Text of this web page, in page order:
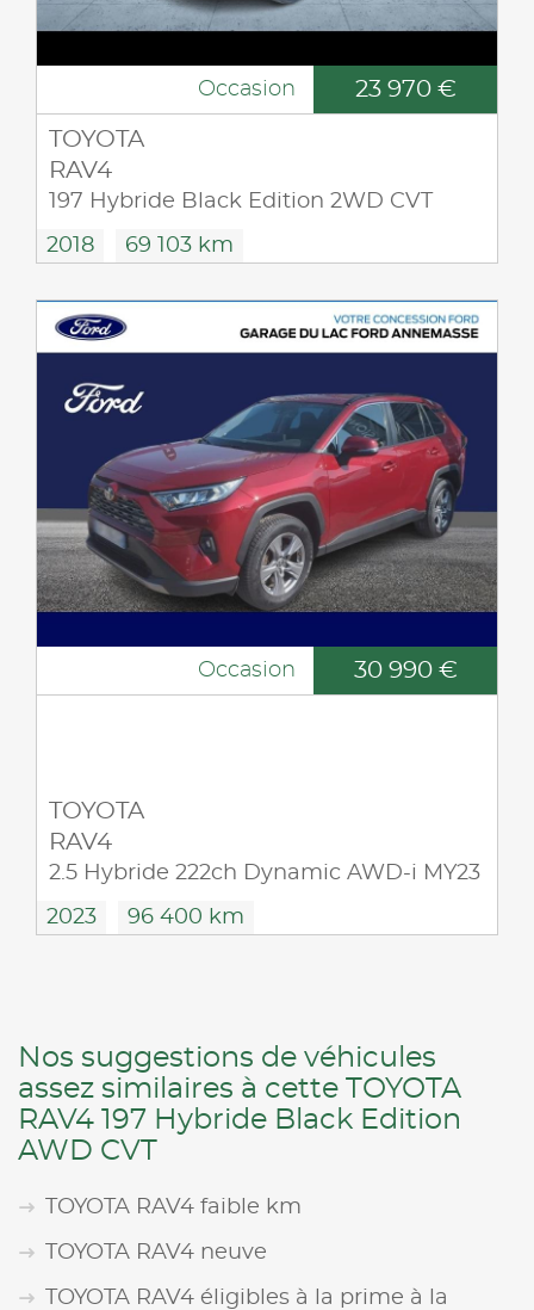
Occasion 23 970 €
TOYOTA
RAV4
197 Hybride Black Edition 2WD CVT
2018 69 103 km
Occasion 30 990 €
TOYOTA
RAV4
2.5 Hybride 222ch Dynamic AWD-i MY23
2023 96 400 km
Nos suggestions de véhicules
assez similaires à cette TOYOTA
RAV4 197 Hybride Black Edition
AWD CVT
TOYOTA RAV4 faible km
TOYOTA RAV4 neuve
TOYOTA RAV4 éligibles à la prime à la